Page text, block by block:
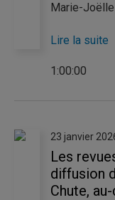
Marie-
mêlant
recettes
Anne-
Lire la suite
1:00:00
23 janvier
Les
diffusion
Chute,